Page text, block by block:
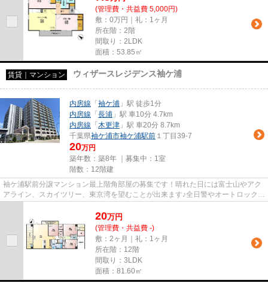
(管理費・共益費 5,000円)
敷：0万円｜礼：1ヶ月
所在階：2階
間取り：2LDK
面積：53.85㎡
賃貸｜マンション ウィザースレジデンス袖ケ浦
内房線 「 袖ケ浦 」駅 徒歩1分
内房線 「 長浦 」駅 車10分 4.7km
内房線 「 木更津 」駅 車20分 8.7km
千葉県袖ケ浦市袖ケ浦駅前 １丁目39-7
20万円
築年数：築8年 ｜募集中： 1室
階数：12階建
袖ケ浦駅前分譲マンション最上階角部屋の募集です！晴れた日には富士山やアク
アライン、スカイツリー、東京湾を望むことが出来ます♪全日警やオートロック、
20万円
(管理費・共益費 -)
敷：2ヶ月｜礼：1ヶ月
所在階：12階
間取り：3LDK
面積：81.60㎡